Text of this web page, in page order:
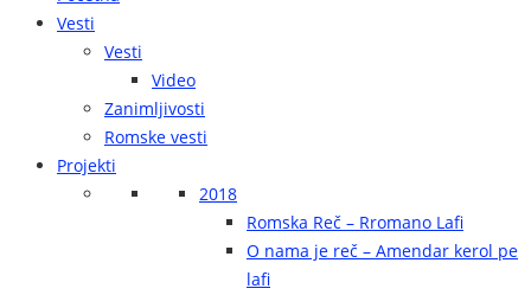
Vesti
Vesti
Video
Zanimljivosti
Romske vesti
Projekti
2018
Romska Reč – Rromano Lafi
O nama je reč – Amendar kerol pe
lafi